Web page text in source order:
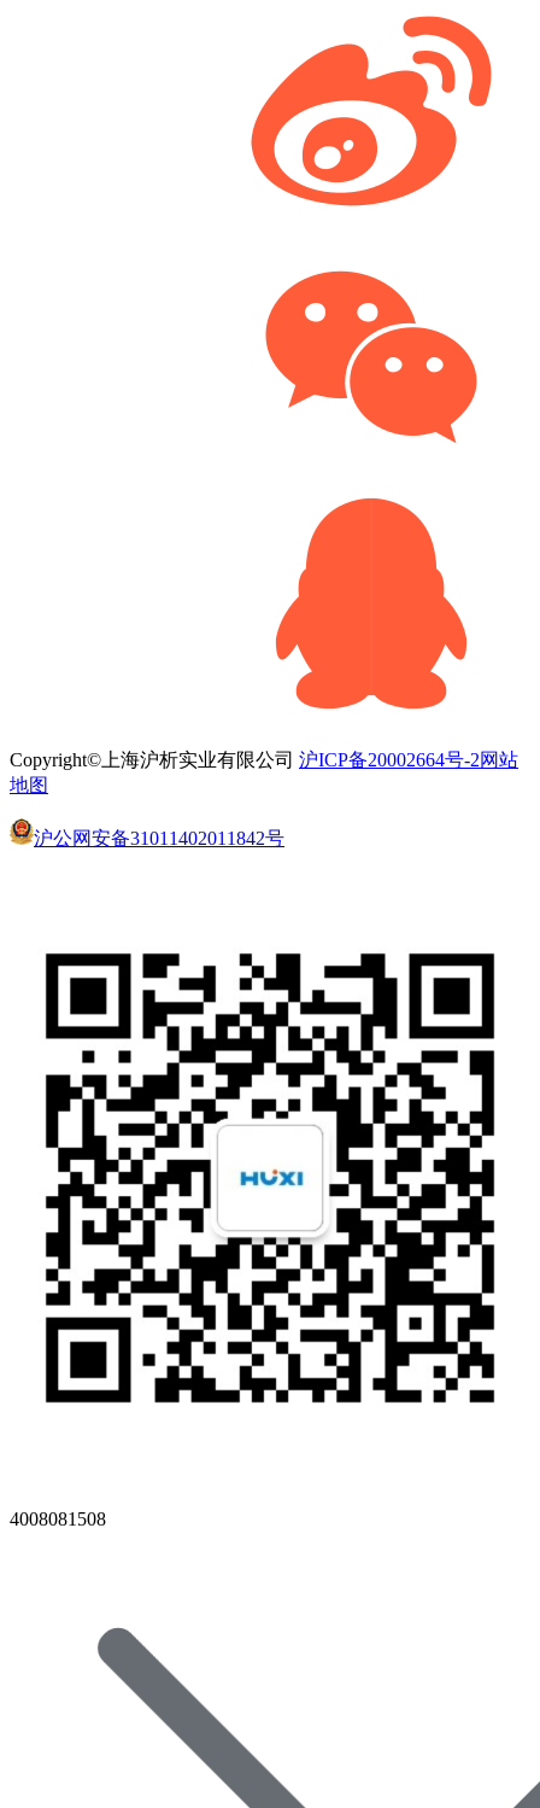
Copyright©上海沪析实业有限公司 沪ICP备20002664号-2网站
地图
沪公网安备31011402011842号
4008081508